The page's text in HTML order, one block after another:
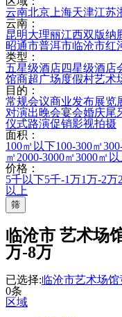
云南北京 上海天津江苏
云南：
昆明大理丽江西双版纳
昭通市普洱市临沧市红
类型：
五星级酒店四星级酒店
馆商超广场度假村艺术
目的：
常规会议商业发布展览
对演出晚会宴会婚庆尾
仪式路演促销影视拍摄
面积：
100㎡以下100-300㎡
㎡2000-3000㎡3000㎡以
价格：
5千以下5千-1万1万-2万
以上
筛
临沧市 艺术场
万-8万
已选择:临沧市艺术场馆
0条
区域